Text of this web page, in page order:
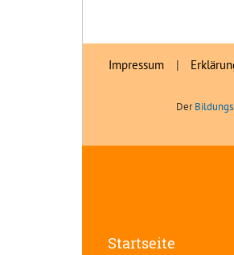
Impressum |
Der
Startseite